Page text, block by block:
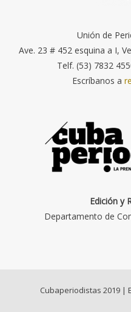
Unión de
Ave. 23 # 452 esquina a I,
Telf. (53) 7832
Escríbanos a
Edición y
Departamento de
Cubaperiodistas 2019 |